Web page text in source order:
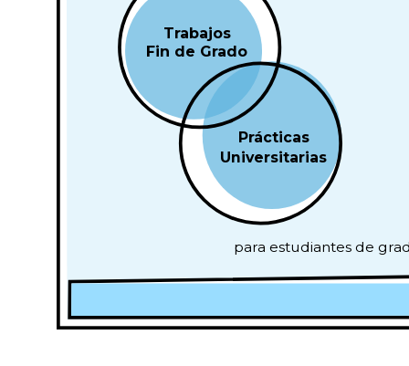
para estudiantes de
Prácticas
Universitarias
Trabajos
Fin de Grado